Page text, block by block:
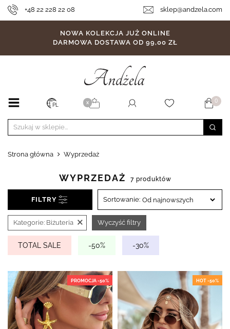
+48 22 228 22 08 sklep@andzela.com
NOWA KOLEKCJA JUŻ ONLINE
DARMOWA DOSTAWA OD 99,00 ZŁ
PL X 0
Strona główna Wyprzedaż
WYPRZEDAŻ 7 produktów
FILTRY Sortowanie:
Kategorie: Biżuteria × Wyczyść filtry
TOTAL SALE -50% -30%
PROMOCJA -50% HOT -50%